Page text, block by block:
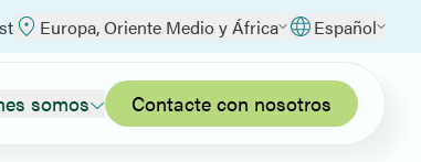
Europa, Oriente Medio y África Español
somos Contacte con nosotros